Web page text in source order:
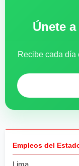
Únete
Recibe cada día
Empleos del
Lima